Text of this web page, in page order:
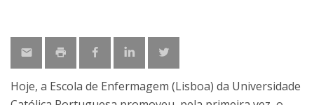
Hoje, a Escola de Enfermagem (Lisboa) da Universidade